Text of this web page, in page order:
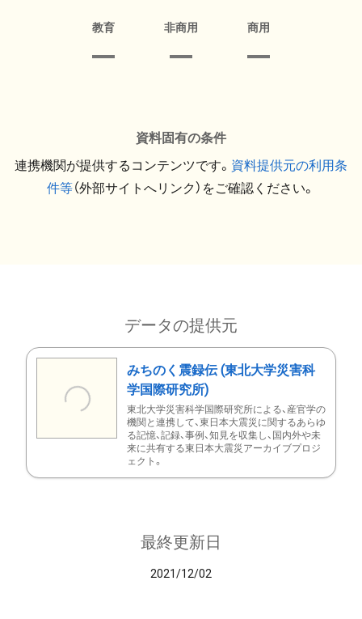
教育 非商用 商用
資料固有の条件
連携機関が提供するコンテンツです。 資料提供元の利用条
件等（外部サイトへリンク）をご確認ください。
データの提供元
みちのく震録伝 (東北大学災害科
学国際研究所)
東北大学災害科学国際研究所による、産官学の
機関と連携して、東日本大震災に関するあらゆ
る記憶、記録、事例、知見を収集し、国内外や未
来に共有する東日本大震災アーカイブプロジ
ェクト。
最終更新日
2021/12/02